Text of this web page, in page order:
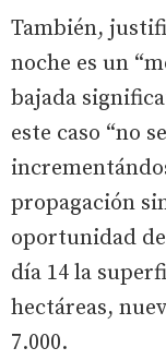
También,
noche es un
bajada
este caso “no
propagación
oportunidad
día 14 la
hectáreas,
7.000.